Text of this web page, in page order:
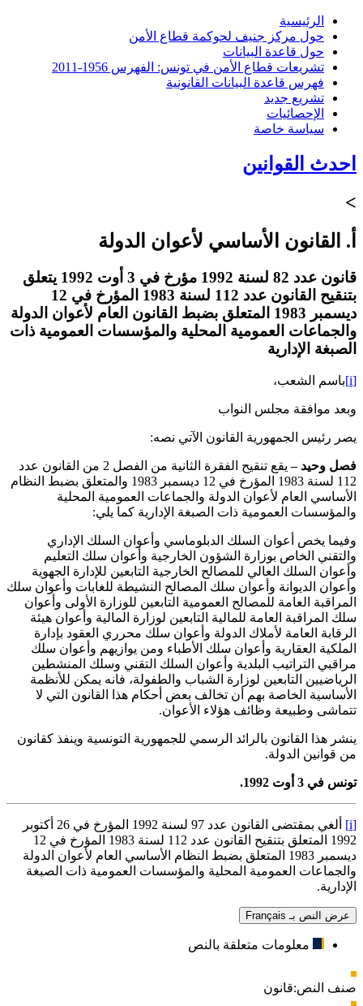
الرئيسية
حول مركز جنيف لحوكمة قطاع الأمن
حول قاعدة البيانات
تشريعات قطاع الأمن في تونس: الفهرس 1956-2011
فهرس قاعدة البيانات القانونية
تشريع جديد
الإحصائيات
سياسة خاصة
احدث القوانين
>
أ. القانون الأساسي لأعوان الدولة
قانون عدد 82 لسنة 1992 مؤرخ في 3 أوت 1992 يتعلق
بتنقيح القانون عدد 112 لسنة 1983 المؤرخ في 12
ديسمبر 1983 المتعلق بضبط القانون العام لأعوان الدولة
والجماعات العمومية المحلية والمؤسسات العمومية ذات
الصبغة الإدارية
[i] باسم الشعب،
وبعد موافقة مجلس النواب
يصر رئيس الجمهورية القانون الآتي نصه:
فصل وحيد –
يقع تنقيح الفقرة الثانية من الفصل 2 من القانون عدد
112 لسنة 1983 المؤرخ في 12 ديسمبر 1983 والمتعلق بضبط النظام
الأساسي العام لأعوان الدولة والجماعات العمومية المحلية
والمؤسسات العمومية ذات الصبغة الإدارية كما يلي:
وفيما يخص أعوان السلك الدبلوماسي وأعوان السلك الإداري
والتقني الخاص بوزارة الشؤون الخارجية وأعوان سلك التعليم
وأعوان السلك العالي للمصالح الخارجية التابعين للإدارة الجهوية
وأعوان الديوانة وأعوان سلك المصالح النشيطة للغابات وأعوان سلك
المراقبة العامة للمصالح العمومية التابعين للوزارة الأولى وأعوان
سلك المراقبة العامة للمالية التابعين لوزارة المالية وأعوان هيئة
الرقابة العامة لأملاك الدولة وأعوان سلك محرري العقود بإدارة
الملكية العقارية وأعوان سلك الأطباء ومن يوازيهم وأعوان سلك
مراقبي التراتيب البلدية وأعوان السلك التقني وسلك المنشطين
الرياضيين التابعين لوزارة الشباب والطفولة، فانه يمكن للأنظمة
الأساسية الخاصة بهم أن تخالف بعض أحكام هذا القانون التي لا
تتماشى وطبيعة وظائف هؤلاء الأعوان.
ينشر هذا القانون بالرائد الرسمي للجمهورية التونسية وينفذ كقانون
من قوانين الدولة.
تونس في 3 أوت 1992.
[i]
ألغي بمقتضى القانون عدد 97 لسنة 1992 المؤرخ في 26 أكتوبر
1992 المتعلق بتنقيح القانون عدد 112 لسنة 1983 المؤرخ في 12
ديسمبر 1983 المتعلق بضبط النظام الأساسي العام لأعوان الدولة
والجماعات العمومية المحلية والمؤسسات العمومية ذات الصبغة
الإدارية.
عرض النص بـ Français
معلومات متعلقة بالنص
صنف النص:قانون